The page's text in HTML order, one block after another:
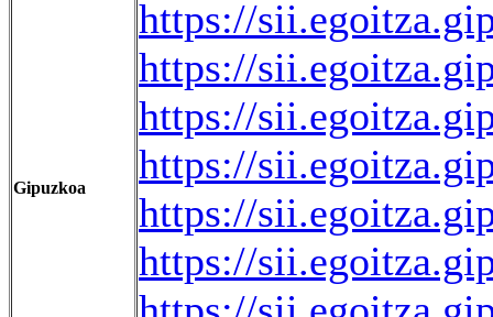
Gipuzkoa
https://
https://
https://
https://
https://
https://